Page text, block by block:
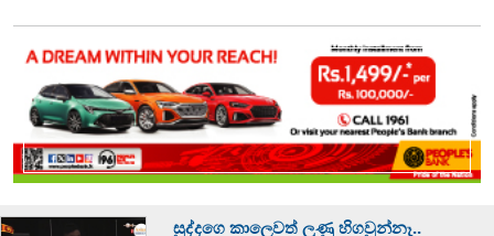
සුද්දගෙ කාලෙවත් ලුණු හිගවුන්නෑ..